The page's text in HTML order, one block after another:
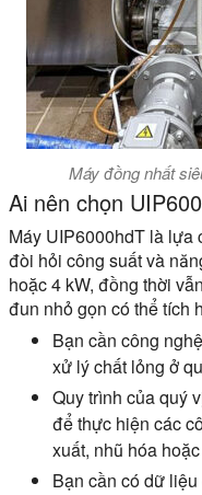
Máy đồng nhất
Ai nên chọn
Máy UIP6000hdT là lựa
đòi hỏi công suất và
hoặc 4 kW, đồng thời
đun nhỏ gọn có thể tích
Bạn cần công
xử lý chất lỏng ở
Quy trình của quý
để thực hiện các
xuất, nhũ hóa
Bạn cần có dữ